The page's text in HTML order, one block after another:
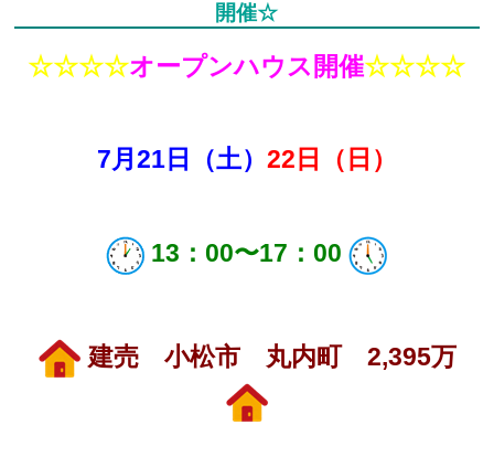
開催☆
☆☆☆☆オープンハウス開催☆☆☆☆
7月21日（土） 22日（日）
13：00〜17： 00
建売 小松市 丸内町 2,395万